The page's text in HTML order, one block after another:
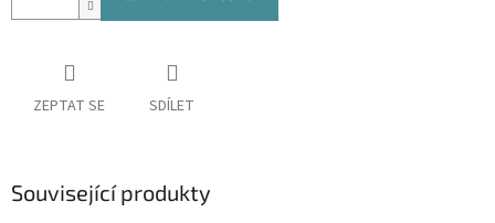
ZEPTAT SE SDÍLET
Související produkty